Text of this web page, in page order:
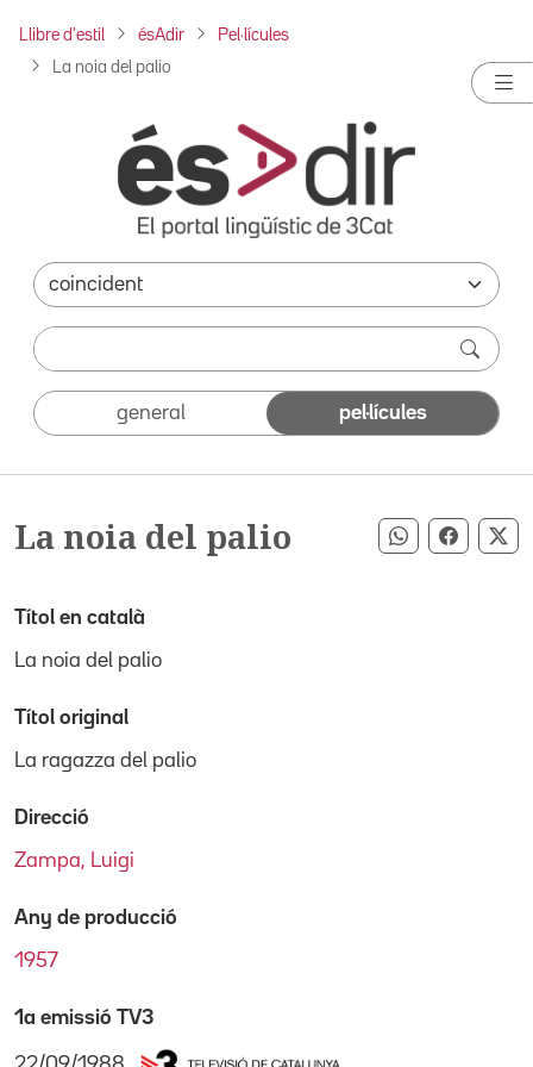
Llibre d'estil ésAdir Pel·lícules
La noia del palio
general pel·lícules
La noia del palio Compartir
Títol en català
La noia del palio
Títol original
La ragazza del palio
Direcció
Zampa, Luigi
Any de producció
1957
1a emissió TV3